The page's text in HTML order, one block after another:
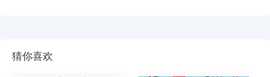
猜你喜欢